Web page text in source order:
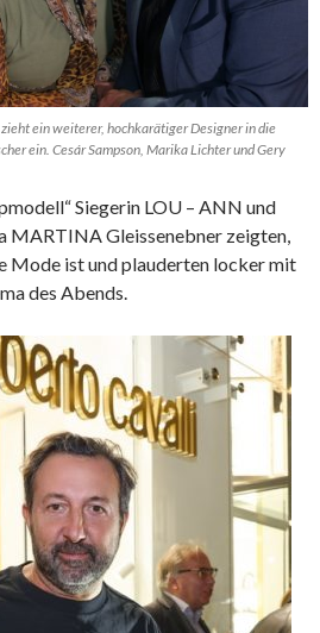
ein weiterer, hochkarätiger Designer in die
ein. Cesár Sampson, Marika Lichter und Gery
Siegerin LOU – ANN und
Gleissenebner zeigten,
Mode ist und plauderten locker mit
des Abends.